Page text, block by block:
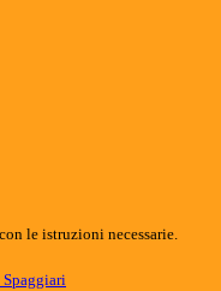
le istruzioni necessarie.